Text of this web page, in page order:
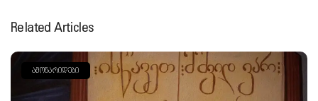
Related Articles
ᲐᲛᲝᲜᲐᲠᲘᲓᲔᲑᲘ